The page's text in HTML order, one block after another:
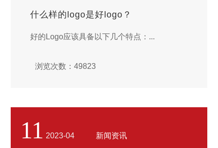
什么样的logo是好logo？
好的Logo应该具备以下几个特点：...
浏览次数：49823
11 2023-04 新闻资讯